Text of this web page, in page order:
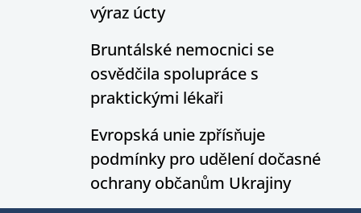
výraz úcty
Bruntálské nemocnici se
osvědčila spolupráce s
praktickými lékaři
Evropská unie zpřísňuje
podmínky pro udělení dočasné
ochrany občanům Ukrajiny